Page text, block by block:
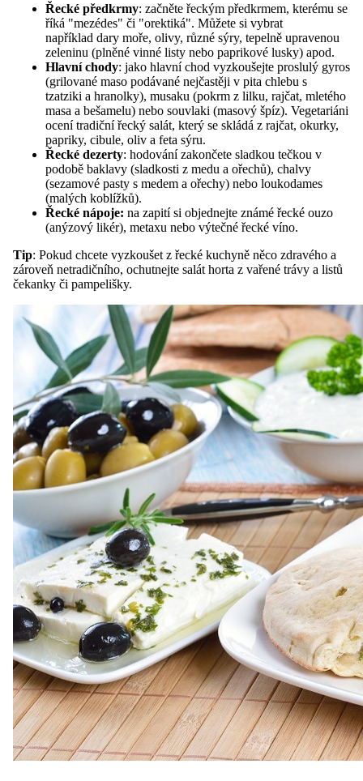
Řecké předkrmy: začněte řeckým předkrmem, kterému se
říká "mezédes" či "orektiká". Můžete si vybrat
například dary moře, olivy, různé sýry, tepelně upravenou
zeleninu (plněné vinné listy nebo paprikové lusky) apod.
Hlavní chody: jako hlavní chod vyzkoušejte proslulý gyros
(grilované maso podávané nejčastěji v pita chlebu s
tzatziki a hranolky), musaku (pokrm z lilku, rajčat, mletého
masa a bešamelu) nebo souvlaki (masový špíz). Vegetariáni
ocení tradiční řecký salát, který se skládá z rajčat, okurky,
papriky, cibule, oliv a feta sýru.
Řecké dezerty: hodování zakončete sladkou tečkou v
podobě baklavy (sladkosti z medu a ořechů), chalvy
(sezamové pasty s medem a ořechy) nebo loukodames
(malých koblížků).
Řecké nápoje: na zapití si objednejte známé řecké ouzo
(anýzový likér), metaxu nebo výtečné řecké víno.
Tip: Pokud chcete vyzkoušet z řecké kuchyně něco zdravého a
zároveň netradičního, ochutnejte salát horta z vařené trávy a listů
čekanky či pampelišky.